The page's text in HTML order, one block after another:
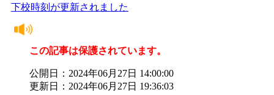
下校時刻が更新されました
この記事は保護されています。
公開日：2024年06月27日 14:00:00
更新日：2024年06月27日 19:36:03